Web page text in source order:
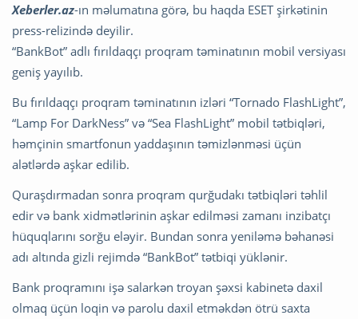
Xeberler.az-ın məlumatına görə, bu haqda ESET şirkətinin
press-relizində deyilir.
“BankBot” adlı fırıldaqçı proqram təminatının mobil versiyası
geniş yayılıb.
Bu fırıldaqçı proqram təminatının izləri “Tornado FlashLight”,
“Lamp For DarkNess” və “Sea FlashLight” mobil tətbiqləri,
həmçinin smartfonun yaddaşının təmizlənməsi üçün
alətlərdə aşkar edilib.
Quraşdırmadan sonra proqram qurğudakı tətbiqləri təhlil
edir və bank xidmətlərinin aşkar edilməsi zamanı inzibatçı
hüquqlarını sorğu eləyir. Bundan sonra yeniləmə bəhanəsi
adı altında gizli rejimdə “BankBot” tətbiqi yüklənir.
Bank proqramını işə salarkən troyan şəxsi kabinetə daxil
olmaq üçün loqin və parolu daxil etməkdən ötrü saxta